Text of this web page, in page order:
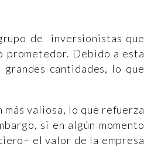
de inversionistas que
prometedor. Debido a esta
grandes cantidades, lo que
más valiosa, lo que refuerza
si en algún momento
el valor de la empresa